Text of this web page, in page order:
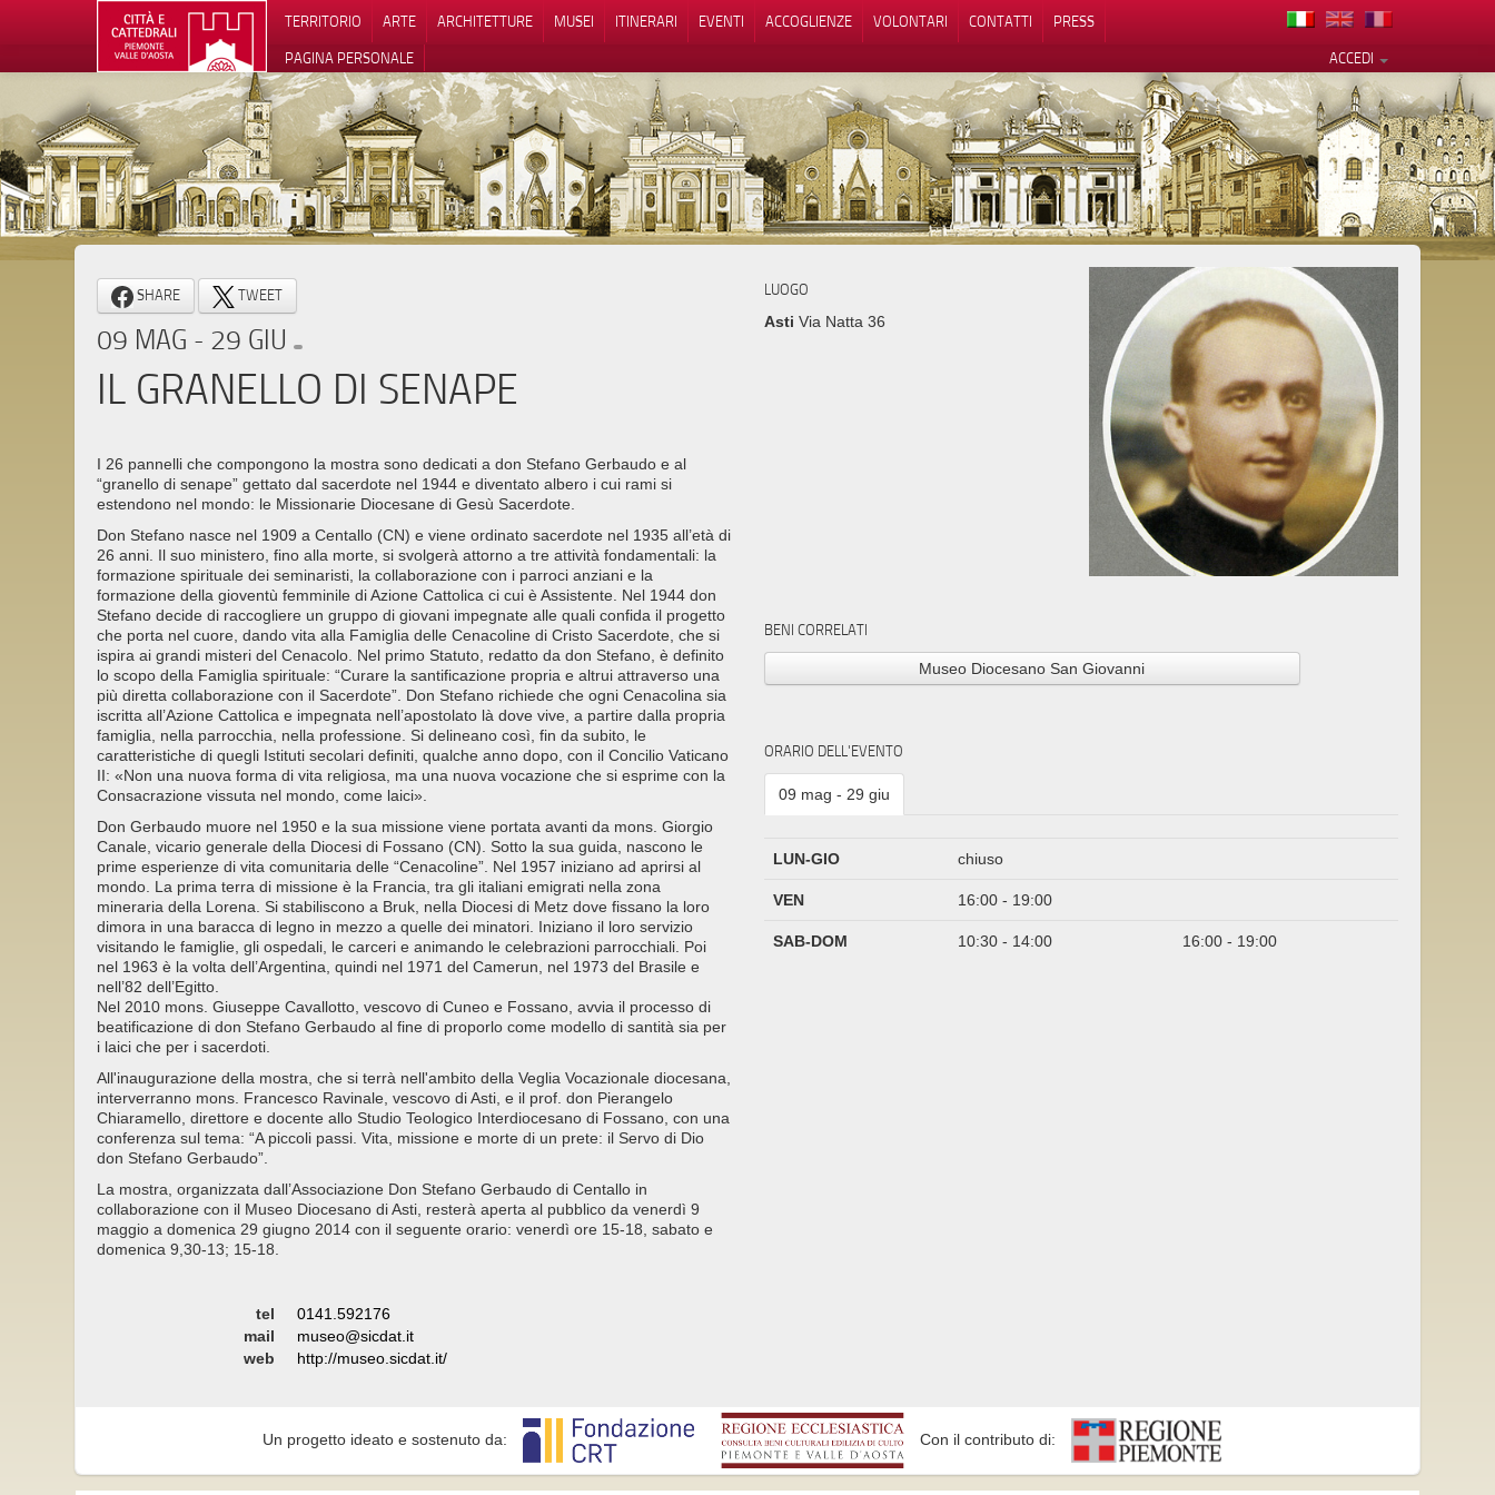
TERRITORIO ARTE ARCHITETTURE MUSEI ITINERARI EVENTI ACCOGLIENZE VOLONTARI CONTATTI
PRESS
ACCEDI
PAGINA PERSONALE
SHARE TWEET
09 MAG - 29 GIU
IL GRANELLO DI SENAPE
I 26 pannelli che compongono la mostra sono dedicati a don Stefano Gerbaudo e al
“granello di senape” gettato dal sacerdote nel 1944 e diventato albero i cui rami si
estendono nel mondo: le Missionarie Diocesane di Gesù Sacerdote.
Don Stefano nasce nel 1909 a Centallo (CN) e viene ordinato sacerdote nel 1935 all’età di
26 anni. Il suo ministero, fino alla morte, si svolgerà attorno a tre attività fondamentali: la
formazione spirituale dei seminaristi, la collaborazione con i parroci anziani e la
formazione della gioventù femminile di Azione Cattolica ci cui è Assistente. Nel 1944 don
Stefano decide di raccogliere un gruppo di giovani impegnate alle quali confida il progetto
che porta nel cuore, dando vita alla Famiglia delle Cenacoline di Cristo Sacerdote, che si
ispira ai grandi misteri del Cenacolo. Nel primo Statuto, redatto da don Stefano, è definito
lo scopo della Famiglia spirituale: “Curare la santificazione propria e altrui attraverso una
più diretta collaborazione con il Sacerdote”. Don Stefano richiede che ogni Cenacolina sia
iscritta all’Azione Cattolica e impegnata nell’apostolato là dove vive, a partire dalla propria
famiglia, nella parrocchia, nella professione. Si delineano così, fin da subito, le
caratteristiche di quegli Istituti secolari definiti, qualche anno dopo, con il Concilio Vaticano
II: «Non una nuova forma di vita religiosa, ma una nuova vocazione che si esprime con la
Consacrazione vissuta nel mondo, come laici».
Don Gerbaudo muore nel 1950 e la sua missione viene portata avanti da mons. Giorgio
Canale, vicario generale della Diocesi di Fossano (CN). Sotto la sua guida, nascono le
prime esperienze di vita comunitaria delle “Cenacoline”. Nel 1957 iniziano ad aprirsi al
mondo. La prima terra di missione è la Francia, tra gli italiani emigrati nella zona
mineraria della Lorena. Si stabiliscono a Bruk, nella Diocesi di Metz dove fissano la loro
dimora in una baracca di legno in mezzo a quelle dei minatori. Iniziano il loro servizio
visitando le famiglie, gli ospedali, le carceri e animando le celebrazioni parrocchiali. Poi
nel 1963 è la volta dell’Argentina, quindi nel 1971 del Camerun, nel 1973 del Brasile e
nell’82 dell’Egitto.
Nel 2010 mons. Giuseppe Cavallotto, vescovo di Cuneo e Fossano, avvia il processo di
beatificazione di don Stefano Gerbaudo al fine di proporlo come modello di santità sia per
i laici che per i sacerdoti.
All'inaugurazione della mostra, che si terrà nell'ambito della Veglia Vocazionale diocesana,
interverranno mons. Francesco Ravinale, vescovo di Asti, e il prof. don Pierangelo
Chiaramello, direttore e docente allo Studio Teologico Interdiocesano di Fossano, con una
conferenza sul tema: “A piccoli passi. Vita, missione e morte di un prete: il Servo di Dio
don Stefano Gerbaudo”.
La mostra, organizzata dall’Associazione Don Stefano Gerbaudo di Centallo in
collaborazione con il Museo Diocesano di Asti, resterà aperta al pubblico da venerdì 9
maggio a domenica 29 giugno 2014 con il seguente orario: venerdì ore 15-18, sabato e
domenica 9,30-13; 15-18.
tel
0141.592176
mail
museo@sicdat.it
web
http://museo.sicdat.it/
LUOGO
Asti Via Natta 36
BENI CORRELATI
Museo Diocesano San Giovanni
ORARIO DELL'EVENTO
09 mag - 29 giu
LUN-GIO chiuso
VEN 16:00 - 19:00
SAB-DOM 10:30 - 14:00 16:00 - 19:00
Un progetto ideato e sostenuto da: Con il contributo di:
Le tue preferenze relative alla privacy